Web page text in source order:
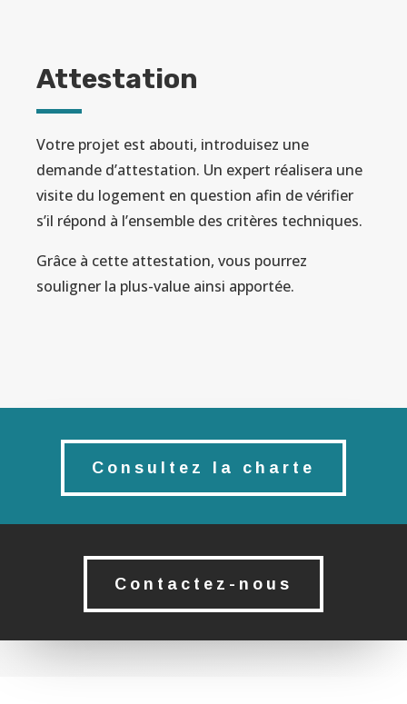
Attestation
Votre projet est abouti, introduisez une
demande d’attestation. Un expert réalisera une
visite du logement en question afin de vérifier
s’il répond à l’ensemble des critères techniques.
Grâce à cette attestation, vous pourrez
souligner la plus-value ainsi apportée.
Consultez la charte
Contactez-nous